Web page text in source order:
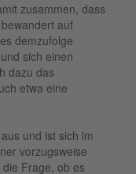
zusammen, dass
auf
demzufolge
sich einen
dazu das
etwa eine
und ist sich im
vorzugsweise
Frage, ob es